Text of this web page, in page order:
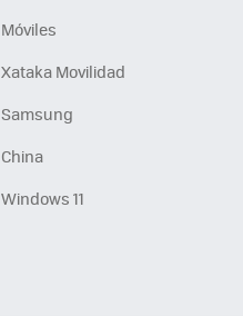
Móviles
Xataka Movilidad
Samsung
China
Windows 11